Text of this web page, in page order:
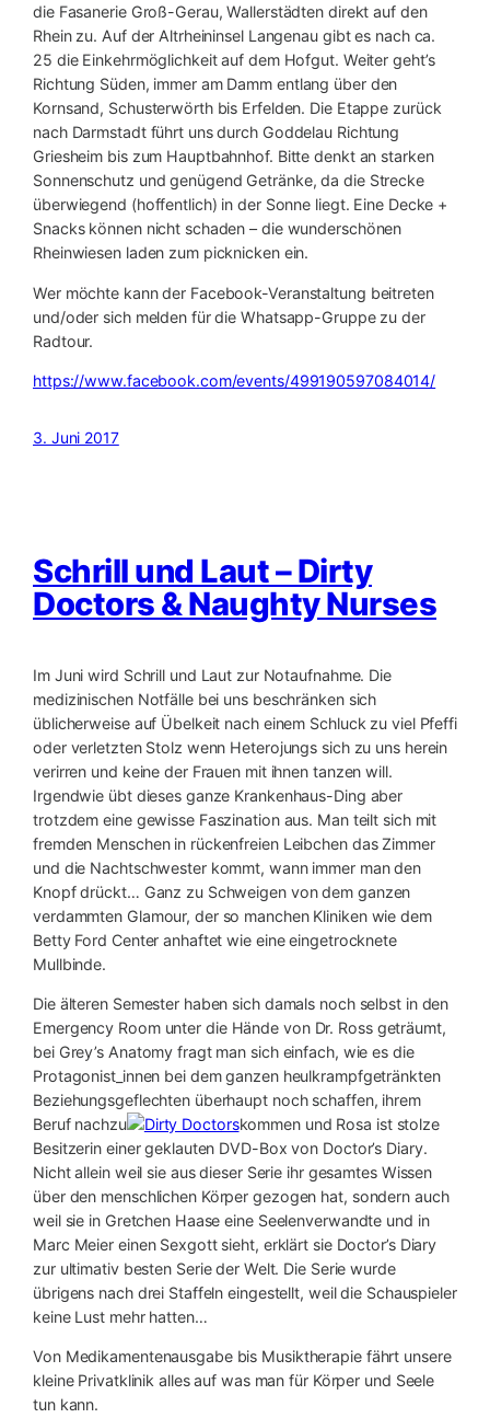
die Fasanerie Groß-Gerau, Wallerstädten direkt auf den
Rhein zu. Auf der Altrheininsel Langenau gibt es nach ca.
25 die Einkehrmöglichkeit auf dem Hofgut. Weiter geht’s
Richtung Süden, immer am Damm entlang über den
Kornsand, Schusterwörth bis Erfelden. Die Etappe zurück
nach Darmstadt führt uns durch Goddelau Richtung
Griesheim bis zum Hauptbahnhof. Bitte denkt an starken
Sonnenschutz und genügend Getränke, da die Strecke
überwiegend (hoffentlich) in der Sonne liegt. Eine Decke +
Snacks können nicht schaden – die wunderschönen
Rheinwiesen laden zum picknicken ein.
Wer möchte kann der Facebook-Veranstaltung beitreten
und/oder sich melden für die Whatsapp-Gruppe zu der
Radtour.
https://www.facebook.com/events/499190597084014/
3. Juni 2017
Schrill und Laut – Dirty
Doctors & Naughty Nurses
Im Juni wird Schrill und Laut zur Notaufnahme. Die
medizinischen Notfälle bei uns beschränken sich
üblicherweise auf Übelkeit nach einem Schluck zu viel Pfeffi
oder verletzten Stolz wenn Heterojungs sich zu uns herein
verirren und keine der Frauen mit ihnen tanzen will.
Irgendwie übt dieses ganze Krankenhaus-Ding aber
trotzdem eine gewisse Faszination aus. Man teilt sich mit
fremden Menschen in rückenfreien Leibchen das Zimmer
und die Nachtschwester kommt, wann immer man den
Knopf drückt… Ganz zu Schweigen von dem ganzen
verdammten Glamour, der so manchen Kliniken wie dem
Betty Ford Center anhaftet wie eine eingetrocknete
Mullbinde.
Die älteren Semester haben sich damals noch selbst in den
Emergency Room unter die Hände von Dr. Ross geträumt,
bei Grey’s Anatomy fragt man sich einfach, wie es die
Protagonist_innen bei dem ganzen heulkrampfgetränkten
Beziehungsgeflechten überhaupt noch schaffen, ihrem
Beruf nachzu
kommen und Rosa ist stolze
Besitzerin einer geklauten DVD-Box von Doctor’s Diary.
Nicht allein weil sie aus dieser Serie ihr gesamtes Wissen
über den menschlichen Körper gezogen hat, sondern auch
weil sie in Gretchen Haase eine Seelenverwandte und in
Marc Meier einen Sexgott sieht, erklärt sie Doctor’s Diary
zur ultimativ besten Serie der Welt. Die Serie wurde
übrigens nach drei Staffeln eingestellt, weil die Schauspieler
keine Lust mehr hatten…
Von Medikamentenausgabe bis Musiktherapie fährt unsere
kleine Privatklinik alles auf was man für Körper und Seele
tun kann.